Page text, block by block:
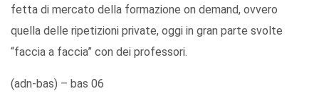
fetta di mercato della formazione on demand, ovvero
quella delle ripetizioni private, oggi in gran parte svolte
“faccia a faccia” con dei professori.
(adn-bas) – bas 06